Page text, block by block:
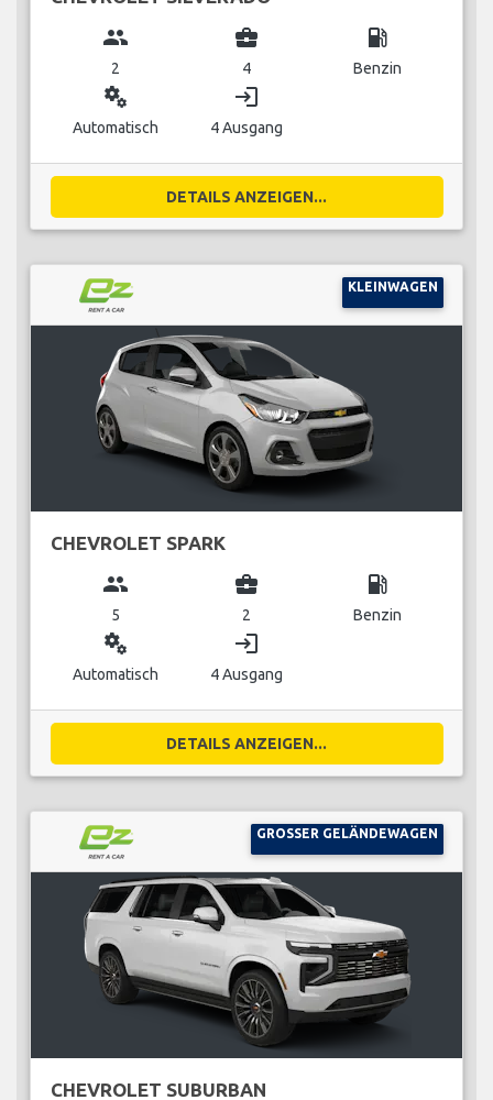
group
2
business_center
4
local_gas_station
Benzin
miscellaneous_services
Automatisch
login
4 Ausgang
DETAILS ANZEIGEN...
KLEINWAGEN
CHEVROLET SPARK
group
5
business_center
2
local_gas_station
Benzin
miscellaneous_services
Automatisch
login
4 Ausgang
DETAILS ANZEIGEN...
GROSSER GELÄNDEWAGEN
CHEVROLET SUBURBAN